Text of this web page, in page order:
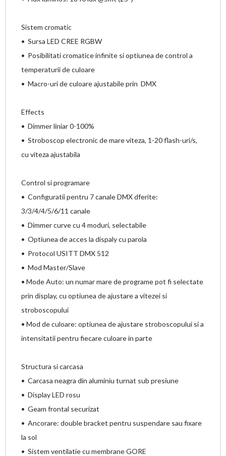
Sistem cromatic
• Sursa LED CREE RGBW
• Posibilitati cromatice infinite si optiunea de control a
temperaturii de culoare
• Macro-uri de culoare ajustabile prin DMX
Effects
• Dimmer liniar 0-100%
• Stroboscop electronic de mare viteza, 1-20 flash-uri/s,
cu viteza ajustabila
Control si programare
• Configuratii pentru 7 canale DMX dferite:
3/3/4/4/5/6/11 canale
• Dimmer curve cu 4 moduri, selectabile
• Optiunea de acces la dispaly cu parola
• Protocol USITT DMX 512
• Mod Master/Slave
• Mode Auto: un numar mare de programe pot fi selectate
prin display, cu optiunea de ajustare a vitezei si
stroboscopului
• Mod de culoare: optiunea de ajustare stroboscopului si a
intensitatii pentru fiecare culoare in parte
Structura si carcasa
• Carcasa neagra din aluminiu turnat sub presiune
• Display LED rosu
• Geam frontal securizat
• Ancorare: double bracket pentru suspendare sau fixare
la sol
• Sistem ventilatie cu membrane GORE